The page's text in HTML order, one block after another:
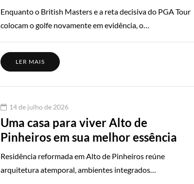
Enquanto o British Masters e a reta decisiva do PGA Tour
colocam o golfe novamente em evidência, o…
LER MAIS
14 de julho de 2026
Uma casa para viver Alto de
Pinheiros em sua melhor essência
Residência reformada em Alto de Pinheiros reúne
arquitetura atemporal, ambientes integrados…